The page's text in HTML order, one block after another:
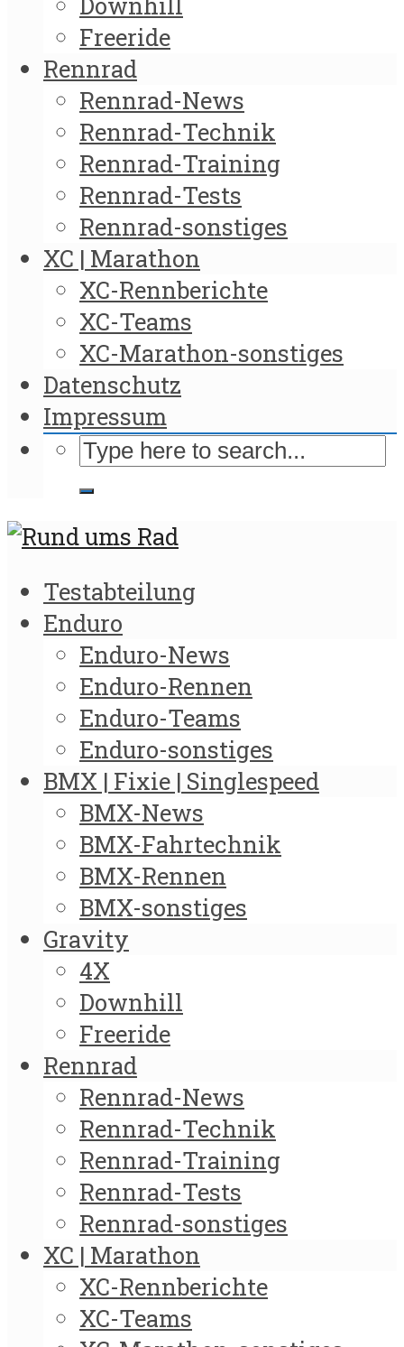
Freeride
Rennrad
Rennrad-News
Rennrad-Technik
Rennrad-Training
Rennrad-Tests
Rennrad-sonstiges
XC | Marathon
XC-Rennberichte
XC-Teams
XC-Marathon-sonstiges
Datenschutz
Impressum
Testabteilung
Enduro
Enduro-News
Enduro-Rennen
Enduro-Teams
Enduro-sonstiges
BMX | Fixie | Singlespeed
BMX-News
BMX-Fahrtechnik
BMX-Rennen
BMX-sonstiges
Gravity
4X
Downhill
Freeride
Rennrad
Rennrad-News
Rennrad-Technik
Rennrad-Training
Rennrad-Tests
Rennrad-sonstiges
XC | Marathon
XC-Rennberichte
XC-Teams